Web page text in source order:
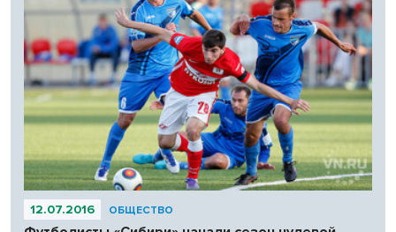
12.07.2016 ОБЩЕСТВО